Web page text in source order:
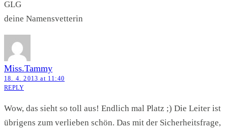
GLG
deine Namensvetterin
Miss.Tammy
18. 4. 2013 at 11:40
REPLY
Wow, das sieht so toll aus! Endlich mal Platz ;) Die Leiter ist
übrigens zum verlieben schön. Das mit der Sicherheitsfrage,